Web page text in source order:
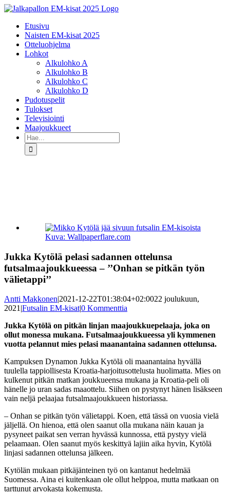
Skip
contentEtusivu
Naisten EM-kisat 2025
Otteluohjelma
Lohkot
Alkulohko A
Alkulohko B
Alkulohko C
Alkulohko D
Pudotuspelit
Tulokset
Televisiointi
Maajoukkueet
Etsi
...
Kuva: Wallpaperflare.com
Jukka Kytölä pelasi sadannen ottelunsa
futsalmaajoukkueessa – ’’Onhan se pitkän työn
välietappi’’
Antti Makkonen|2021-12-22T01:38:04+02:0022 joulukuun,
2021|Futsalin EM-kisat|0 Kommenttia
Jukka Kytölä on pitkän linjan maajoukkuepelaaja, joka on
ollut monessa mukana. Futsalmaajoukkueessa yli kymmenen
vuotta pelannut mies pelasi maanantaina sadannen ottelunsa.
Kampuksen Dynamon Jukka Kytölä oli maanantaina hyvällä
tuulella tappiollisesta Kroatia-harjoitusottelusta huolimatta. Mies on
kulkenut pitkän matkan joukkueensa mukana ja Kroatia-peli oli
hänelle jo uran sadas maaottelu. Siihen on pystynyt hänen lisäkseen
vain neljä pelaajaa futsalmaajoukkueen historiassa.
– Onhan se pitkän työn välietappi. Koen, että tässä on vuosia vielä
jäljellä. On hienoa, että olen saanut olla mukana näin kauan ja
pysyneet paikat sen verran hyvässä kunnossa, että pystyy vielä
pelaamaan. Olen saanut myös keskittyä lajiin aika hyvin, Kytölä
linjasi sadannen ottelunsa jälkeen.
Kytölän mukaan pitkäjänteinen työ on kantanut hedelmää
Suomessa. Aina ei kuitenkaan ole ollut helppoa, mutta matkaan on
tarttunut arvokasta kokemusta.